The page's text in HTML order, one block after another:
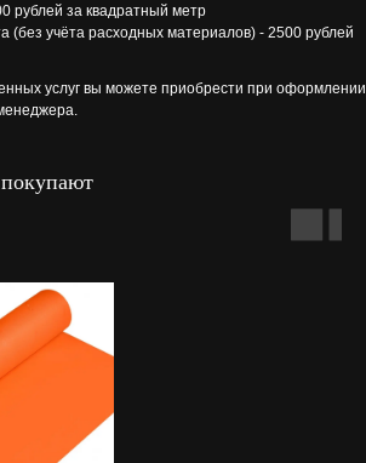
рублей за квадратный метр
(без учёта расходных материалов) - 2500 рублей
услуг вы можете приобрести при оформлении